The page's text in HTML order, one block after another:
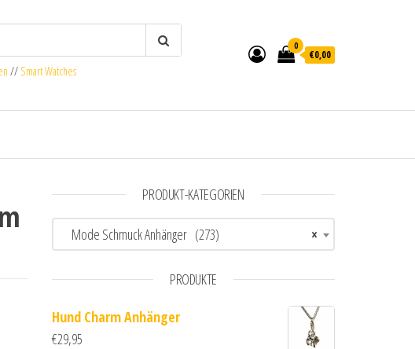
// Smart Watches
0
€0,00
PRODUKT-KATEGORIEN
×
Mode Schmuck Anhänger (273)
PRODUKTE
Hund Charm Anhänger
€29,95